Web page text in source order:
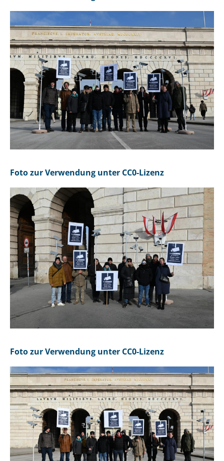
Foto zur Verwendung unter CC0-Lizenz
Foto zur Verwendung unter CC0-Lizenz